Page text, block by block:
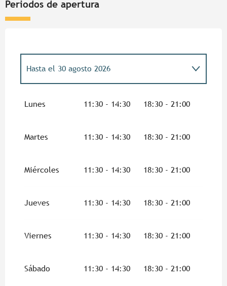
Periodos de apertura
Hasta el 30 agosto 2026
Lunes 11:30 - 14:30 18:30 - 21:00
Martes 11:30 - 14:30 18:30 - 21:00
Miércoles 11:30 - 14:30 18:30 - 21:00
Jueves 11:30 - 14:30 18:30 - 21:00
Viernes 11:30 - 14:30 18:30 - 21:00
Sábado 11:30 - 14:30 18:30 - 21:00